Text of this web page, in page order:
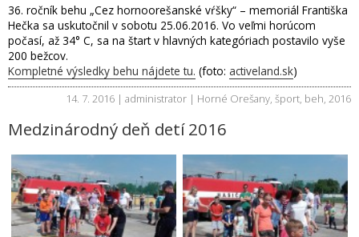
36. ročník behu „Cez hornoorešanské vŕšky“ – memoriál Františka
Hečka sa uskutočnil v sobotu 25.06.2016. Vo veľmi horúcom
počasí, až 34° C, sa na štart v hlavných kategóriach postavilo vyše
200 bežcov.
Kompletné výsledky behu nájdete tu. (foto: activeland.sk)
14. 7. 2016 | administrator | Horné Orešany, šport, beh, 2016
Medzinárodný deň detí 2016